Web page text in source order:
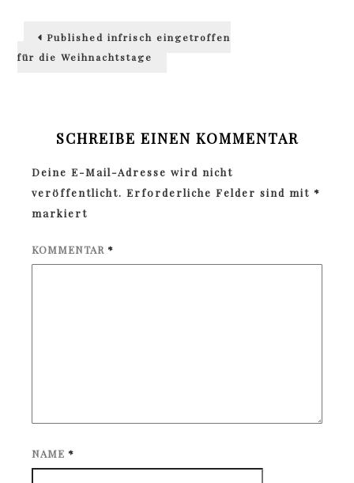
Beitragsnavigation
Published infrisch eingetroffen
für die Weihnachtstage
SCHREIBE EINEN KOMMENTAR
Deine E-Mail-Adresse wird nicht
veröffentlicht. Erforderliche Felder sind mit *
markiert
KOMMENTAR *
NAME *